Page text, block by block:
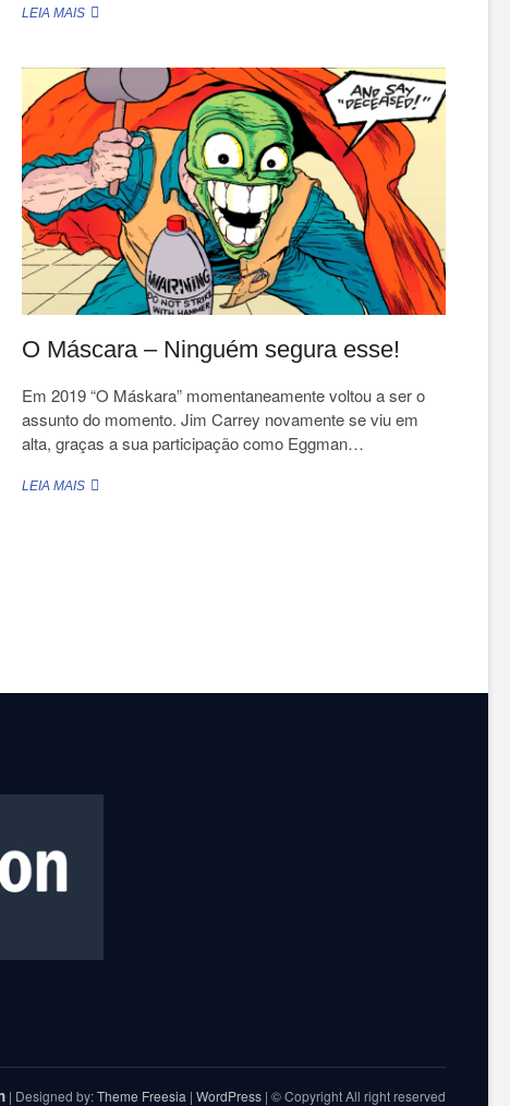
LEIA MAISO
–
UM
CLÁSSICO
ROCK
OPERA
O Máscara – Ninguém segura esse!
Em 2019 “O Máskara” momentaneamente voltou a ser o
assunto do momento. Jim Carrey novamente se viu em
alta, graças a sua participação como Eggman…
LEIA MAISO
| Designed by:Theme Freesia | WordPress| © Copyright All right reserved